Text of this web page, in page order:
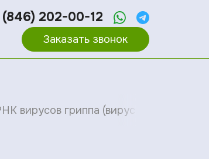
(846) 202-00-12
Заказать звонок
вирусов гриппа (вирус гриппа А,